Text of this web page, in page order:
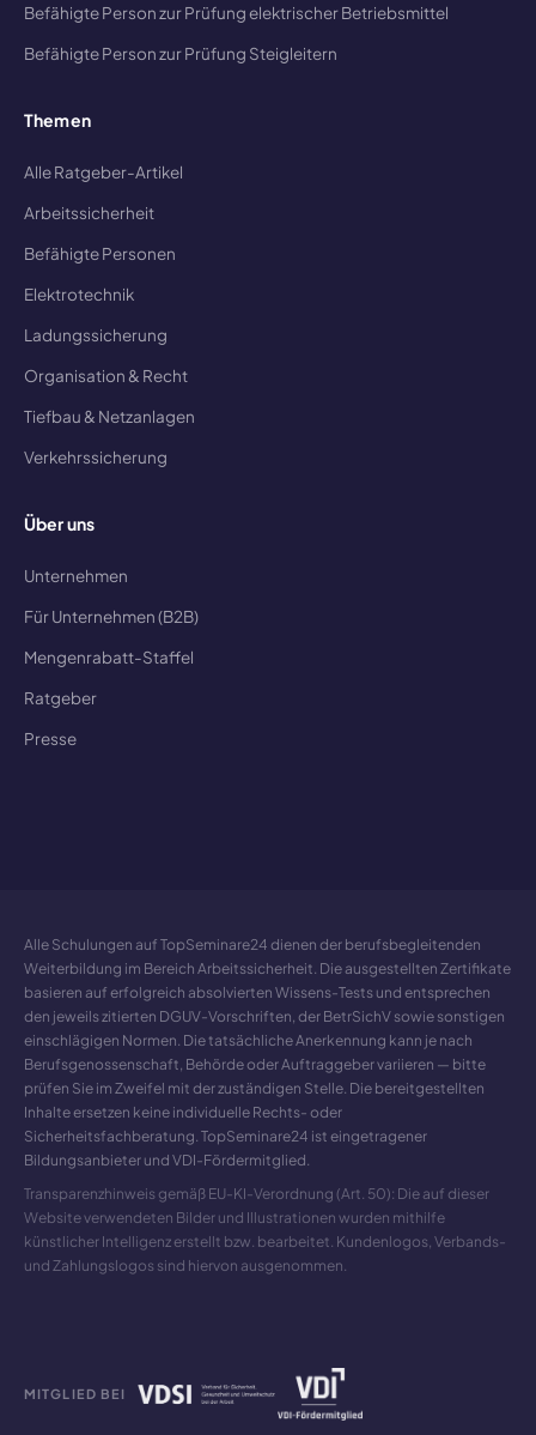
Befähigte Person zur Prüfung elektrischer Betriebsmittel
Befähigte Person zur Prüfung Steigleitern
Themen
Alle Ratgeber-Artikel
Arbeitssicherheit
Befähigte Personen
Elektrotechnik
Ladungssicherung
Organisation & Recht
Tiefbau & Netzanlagen
Verkehrssicherung
Über uns
Unternehmen
Für Unternehmen (B2B)
Mengenrabatt-Staffel
Ratgeber
Presse
Alle Schulungen auf TopSeminare24 dienen der berufsbegleitenden
Weiterbildung im Bereich Arbeitssicherheit. Die ausgestellten Zertifikate
basieren auf erfolgreich absolvierten Wissens-Tests und entsprechen
den jeweils zitierten DGUV-Vorschriften, der BetrSichV sowie sonstigen
einschlägigen Normen. Die tatsächliche Anerkennung kann je nach
Berufsgenossenschaft, Behörde oder Auftraggeber variieren — bitte
prüfen Sie im Zweifel mit der zuständigen Stelle. Die bereitgestellten
Inhalte ersetzen keine individuelle Rechts- oder
Sicherheitsfachberatung. TopSeminare24 ist eingetragener
Bildungsanbieter und VDI-Fördermitglied.
Transparenzhinweis gemäß EU-KI-Verordnung (Art. 50): Die auf dieser
Website verwendeten Bilder und Illustrationen wurden mithilfe
künstlicher Intelligenz erstellt bzw. bearbeitet. Kundenlogos, Verbands-
und Zahlungslogos sind hiervon ausgenommen.
MITGLIED BEI